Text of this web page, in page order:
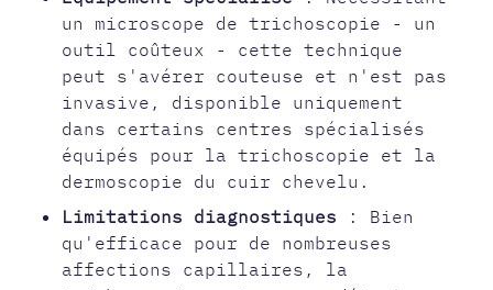
un microscope de trichoscopie - un
outil coûteux - cette technique
peut s'avérer couteuse et n'est pas
invasive, disponible uniquement
dans certains centres spécialisés
équipés pour la trichoscopie et la
dermoscopie du cuir chevelu.
Limitations diagnostiques : Bien
qu'efficace pour de nombreuses
affections capillaires, la